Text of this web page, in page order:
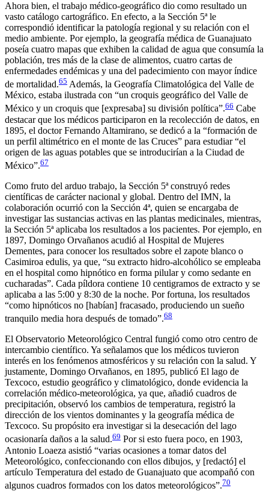
Ahora bien, el trabajo médico-geográfico dio como resultado un
vasto catálogo cartográfico. En efecto, a la Sección 5ª le
correspondió identificar la patología regional y su relación con el
medio ambiente. Por ejemplo, la geografía médica de Guanajuato
poseía cuatro mapas que exhiben la calidad de agua que consumía la
población, tres más de la clase de alimentos, cuatro cartas de
enfermedades endémicas y una del padecimiento con mayor índice
de mortalidad.65 Además, la Geografía Climatológica del Valle de
México, estaba ilustrada con “un croquis geográfico del Valle de
México y un croquis que [expresaba] su división política”.66 Cabe
destacar que los médicos participaron en la recolección de datos, en
1895, el doctor Fernando Altamirano, se dedicó a la “formación de
un perfil altimétrico en el monte de las Cruces” para estudiar “el
origen de las aguas potables que se introducirían a la Ciudad de
México”.67
Como fruto del arduo trabajo, la Sección 5ª construyó redes
científicas de carácter nacional y global. Dentro del IMN, la
colaboración ocurrió con la Sección 4ª, quien se encargaba de
investigar las sustancias activas en las plantas medicinales, mientras,
la Sección 5ª aplicaba los resultados a los pacientes. Por ejemplo, en
1897, Domingo Orvañanos acudió al Hospital de Mujeres
Dementes, para conocer los resultados sobre el zapote blanco o
Casimiroa edulis, ya que, “su extracto hidro-alcohólico se empleaba
en el hospital como hipnótico en forma pilular y como sedante en
cucharadas”. Cada píldora contiene 10 centigramos de extracto y se
aplicaba a las 5:00 y 8:30 de la noche. Por fortuna, los resultados
“como hipnóticos no [habían] fracasado, produciendo un sueño
tranquilo media hora después de tomado”.68
El Observatorio Meteorológico Central fungió como otro centro de
intercambio científico. Ya señalamos que los médicos tuvieron
interés en los fenómenos atmosféricos y su relación con la salud. Y
justamente, Domingo Orvañanos, en 1895, publicó El lago de
Texcoco, estudio geográfico y climatológico, donde evidencia la
correlación médico-meteorológica, ya que, añadió cuadros de
precipitación, observó los cambios de temperatura, registró la
dirección de los vientos dominantes y la geografía médica de
Texcoco. Su propósito era investigar si la desecación del lago
ocasionaría daños a la salud.69 Por si esto fuera poco, en 1903,
Antonio Loaeza asistió “varias ocasiones a tomar datos del
Meteorológico, confeccionando con ellos dibujos, y [redactó] el
artículo Temperatura del estado de Guanajuato que acompañó con
algunos cuadros formados con los datos meteorológicos”.70